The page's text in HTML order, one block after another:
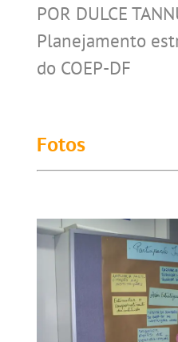
POR DULCE
Planejamento
do COEP-DF
Fotos